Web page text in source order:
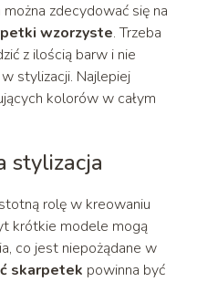
zdecydować się na
wzorzyste. Trzeba
z ilością barw i nie
stylizacji. Najlepiej
kolorów w całym
stylizacja
rolę w kreowaniu
krótkie modele mogą
co jest niepożądane w
skarpetek powinna być